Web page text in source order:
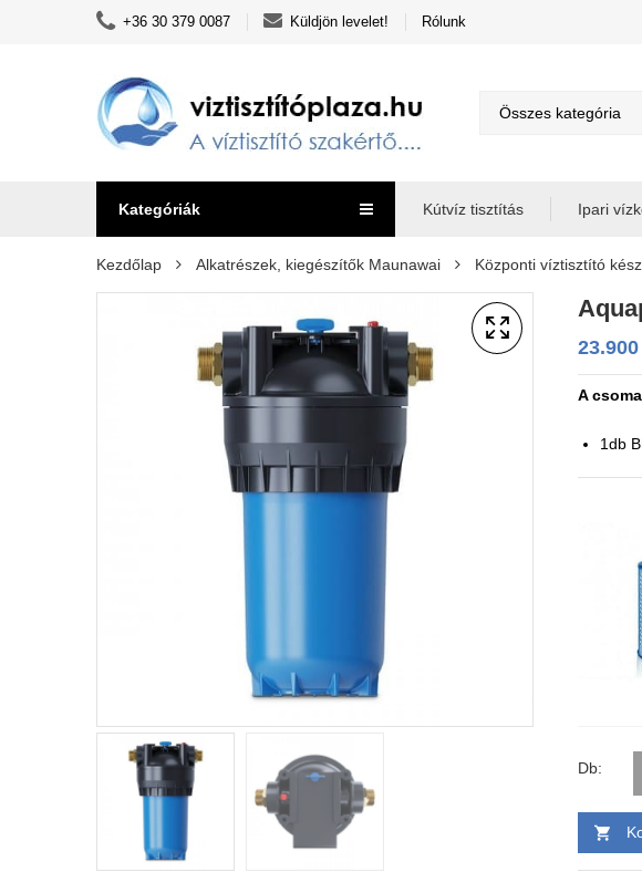
+36 30 379 0087 Küldjön levelet! Rólunk
Összes kategória
Kategóriák Kútvíz tisztítás Ipari
Kezdőlap Alkatrészek, kiegészítők Maunawai Központi víztisztító
23.900
A
1db
Db: